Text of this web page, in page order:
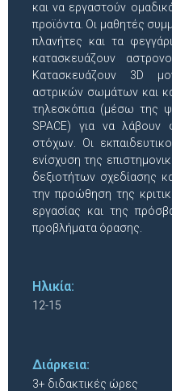
και να εργαστούν
προϊόντα. Οι μαθητές
πλανήτες και τα
κατασκευάζουν
Κατασκευάζουν 3D
αστρικών σωμάτων και
τηλεσκόπια (μέσω της
SPACE) για να λάβουν
στόχων. Οι
ενίσχυση της
δεξιοτήτων σχεδίασης
την προώθηση της
εργασίας και της
προβλήματα όρασης.
Ηλικία:
12-15
Διάρκεια:
3+ διδακτικές ώρες